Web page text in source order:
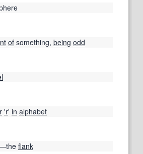
of something, being odd
'r' in alphabet
flank